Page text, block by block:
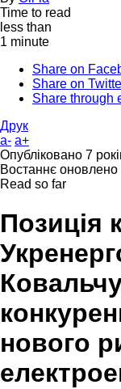
Time to read
less than
1 minute
Share on
Share on
Share through
Друк
a- a+
Опубліковано 7
Востаннє оновлено
Read so far
Позиція
нового